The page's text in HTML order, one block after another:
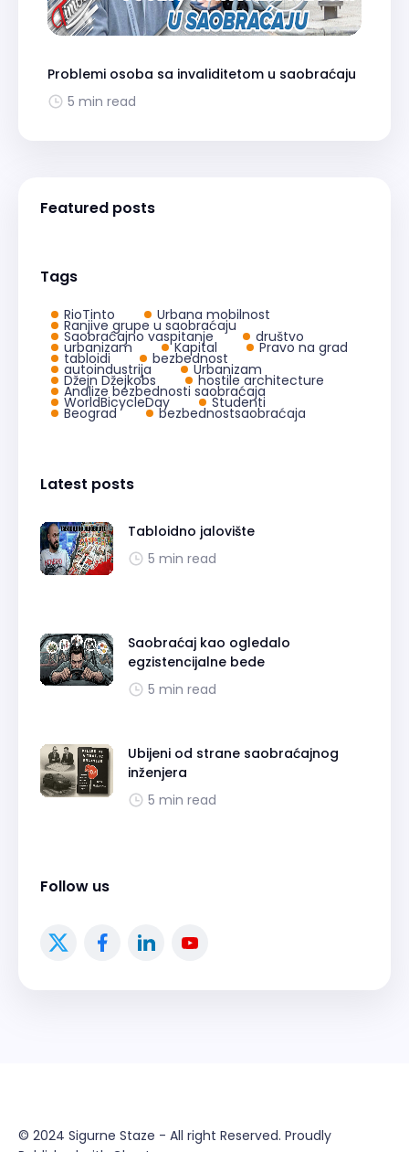
Problemi osoba sa invaliditetom u saobraćaju
5 min read
Featured posts
Tags
RioTinto Urbana mobilnost
Ranjive grupe u saobraćaju
Saobraćajno vaspitanje društvo
urbanizam Kapital Pravo na grad
tabloidi bezbednost
autoindustrija Urbanizam
Džejn Džejkobs hostile architecture
Analize bezbednosti saobraćaja
WorldBicycleDay Studenti
Beograd bezbednostsaobraćaja
Latest posts
Tabloidno jalovište
5 min read
Saobraćaj kao ogledalo
egzistencijalne bede
5 min read
Ubijeni od strane saobraćajnog
inženjera
5 min read
Follow us
© 2024 Sigurne Staze - All right Reserved. Proudly